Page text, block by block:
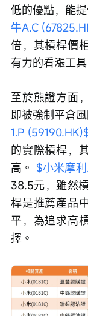
低的優點，能
牛A.C
倍，其槓桿價
有力的看漲工具
至於熊證方面
即被強制平倉
1.P
的實際槓桿，
高。 $小米摩
38.5元，雖然
桿是推薦產品
平，為追求高
擇。